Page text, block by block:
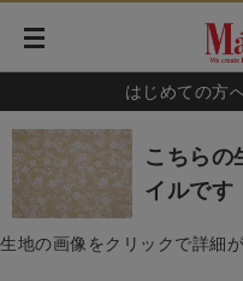
はじめての方
こちらの
イルです
生地の画像をクリックで詳細